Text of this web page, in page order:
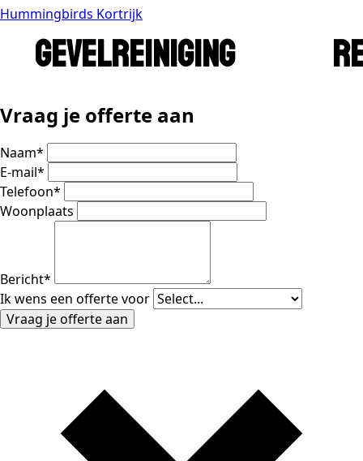
Hummingbirds Kortrijk
GEVELREINIGING
Vraag je offerte aan
Naam*
E-mail*
Telefoon*
Woonplaats
Bericht*
Ik wens een offerte voor
Vraag je offerte aan